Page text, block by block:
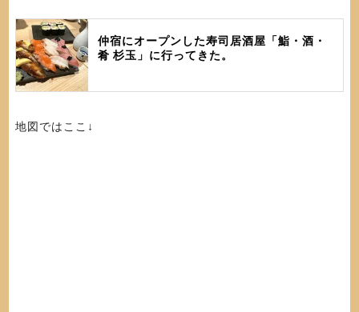
仲宿にオープンした寿司居酒屋「鮨・酒・
肴 杉玉」に行ってきた。
地図ではここ↓